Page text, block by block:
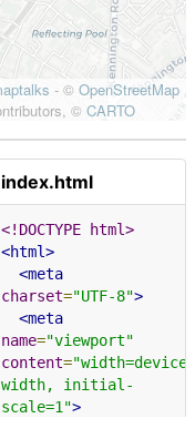
index.html
<!DOCTYPE html>
<html>
<meta
charset="UTF-8">
<meta
name="viewport"
content="width=device-
width, initial-
scale=1">